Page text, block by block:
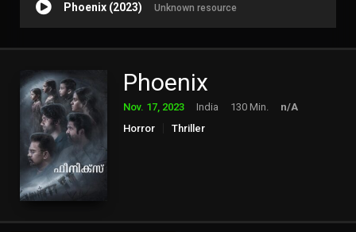
Phoenix (2023) Unknown resource
Phoenix
Nov. 17, 2023 India 130 Min.
n/A
Horror
Thriller